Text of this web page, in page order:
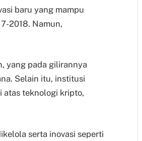
baru yang mampu
2018. Namun,
yang pada gilirannya
Selain itu, institusi
atas teknologi kripto,
serta inovasi seperti